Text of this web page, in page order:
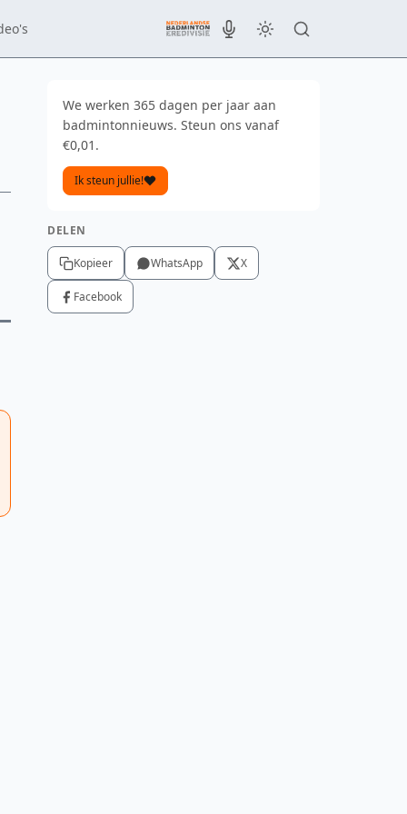
We werken 365 dagen per jaar aan
badmintonnieuws. Steun ons vanaf
€0,01.
Ik steun jullie!
DELEN
Kopieer WhatsApp X
Facebook